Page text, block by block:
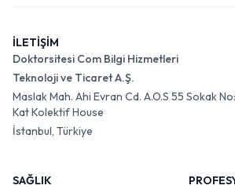
İLETİŞİM
Doktorsitesi Com Bilgi Hizmetleri
Teknoloji ve Ticaret A.Ş.
Maslak Mah. Ahi Evran Cd. A.O.S 55 Sokak
Kat Kolektif House
İstanbul, Türkiye
SAĞLIK